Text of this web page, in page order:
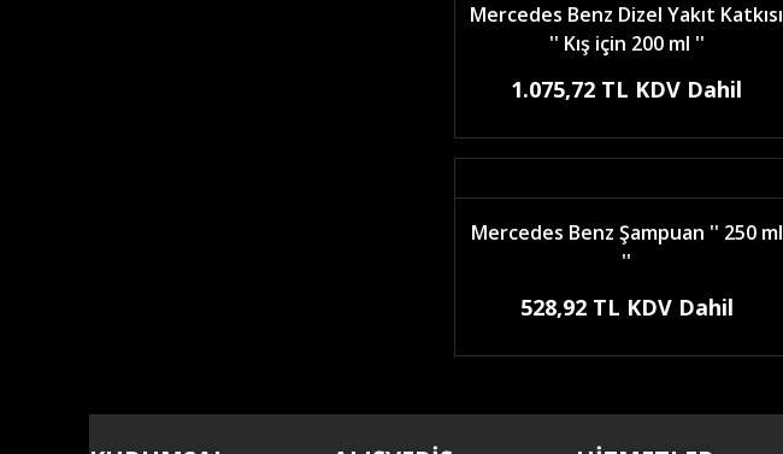
Mercedes Benz Dizel Yakıt Katkısı
'' Kış için 200 ml ''
1.075,72 TL KDV Dahil
Mercedes Benz Şampuan '' 250 ml
''
528,92 TL KDV Dahil